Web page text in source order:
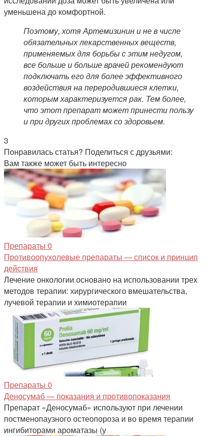
уменьшена до комфортной.
Поэтому, хотя Артемизинин и не в числе
обязательных лекарственных веществ,
применяемых для борьбы с этим недугом,
все больше и больше врачей рекомендуют
подключать его для более эффективного
воздействия на переродившиеся клетки,
которым характеризуется рак. Тем более,
что этот препарат может принести пользу
и при других проблемах со здоровьем.
3
Понравилась статья? Поделиться с друзьями:
Вам также может быть интересно
Препараты 0
Противоопухолевые препараты — список и принцип
действия
Лечение онкологии основано на использовании трех
методов терапии: хирургического вмешательства,
лучевой терапии и химиотерапии
Препараты 0
Деносумаб — показания и противопоказания
Препарат «Деносумаб» используют при лечении
постменопаузного остеопороза и во время терапии
ингибиторами ароматазы (у